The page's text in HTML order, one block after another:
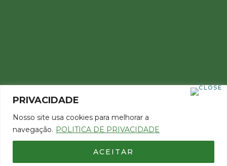
PRIVACIDADE
Nosso site usa cookies para melhorar a
navegação. POLITICA DE PRIVACIDADE
ACEITAR